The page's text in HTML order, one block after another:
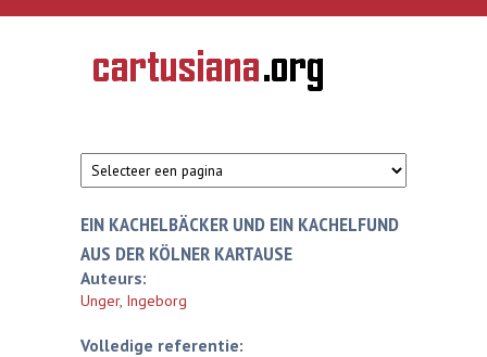
Overslaan en naar de inhoud gaan
CARTUSIANA
Geschiedenis
van de
EIN KACHELBÄCKER UND EIN KACHELFUND
AUS DER KÖLNER KARTAUSE
Auteurs:
Unger, Ingeborg
Volledige referentie: